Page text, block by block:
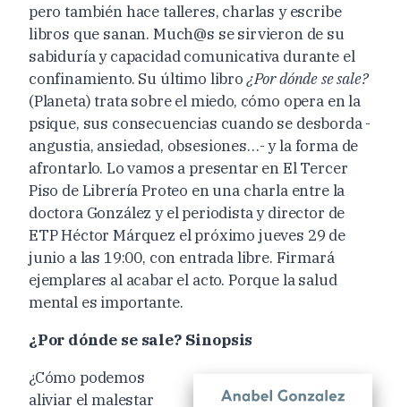
pero también hace talleres, charlas y escribe
libros que sanan. Much@s se sirvieron de su
sabiduría y capacidad comunicativa durante el
confinamiento. Su último libro¿Por dónde se sale?
(Planeta) trata sobre el miedo, cómo opera en la
psique, sus consecuencias cuando se desborda -
angustia, ansiedad, obsesiones…- y la forma de
afrontarlo. Lo vamos a presentar en El Tercer
Piso de Librería Proteo en una charla entre la
doctora González y el periodista y director de
ETP Héctor Márquez el próximo jueves 29 de
junio a las 19:00, con entrada libre. Firmará
ejemplares al acabar el acto. Porque la salud
mental es importante.
¿Por dónde se sale? Sinopsis
¿Cómo podemos
aliviar el malestar